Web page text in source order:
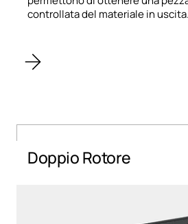
controllata del materiale in uscita.
Doppio Rotore